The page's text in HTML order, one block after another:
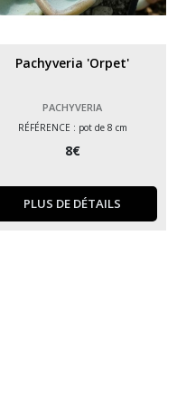
Pachyveria 'Orpet'
PACHYVERIA
RÉFÉRENCE : pot de 8 cm
8€
PLUS DE DÉTAILS